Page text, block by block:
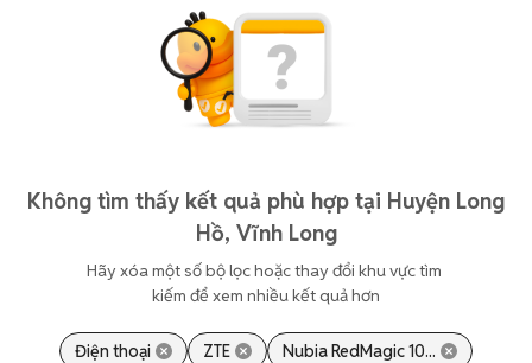
Không tìm thấy kết quả phù hợp tại Huyện Long
Hồ, Vĩnh Long
Hãy xóa một số bộ lọc hoặc thay đổi khu vực tìm
kiếm để xem nhiều kết quả hơn
Điện thoại ZTE Nubia RedMagic 10...